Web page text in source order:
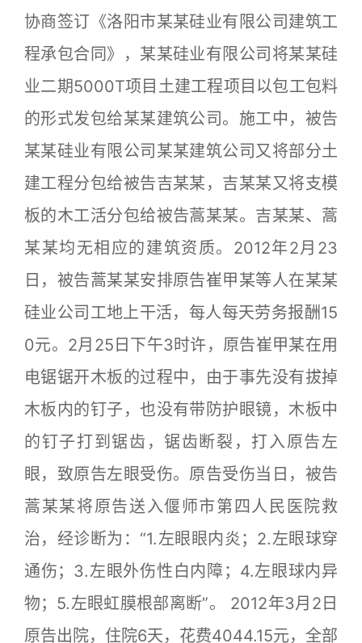
协商签订《洛阳市某某硅业有限公司建筑工
程承包合同》，某某硅业有限公司将某某硅
业二期5000T项目土建工程项目以包工包料
的形式发包给某某建筑公司。施工中，被告
某某硅业有限公司某某建筑公司又将部分土
建工程分包给被告吉某某，吉某某又将支模
板的木工活分包给被告蒿某某。吉某某、蒿
某某均无相应的建筑资质。2012年2月23
日，被告蒿某某安排原告崔甲某等人在某某
硅业公司工地上干活，每人每天劳务报酬15
0元。2月25日下午3时许，原告崔甲某在用
电锯锯开木板的过程中，由于事先没有拔掉
木板内的钉子，也没有带防护眼镜，木板中
的钉子打到锯齿，锯齿断裂，打入原告左
眼，致原告左眼受伤。原告受伤当日，被告
蒿某某将原告送入偃师市第四人民医院救
治，经诊断为：“1.左眼眼内炎；2.左眼球穿
通伤；3.左眼外伤性白内障；4.左眼球内异
物；5.左眼虹膜根部离断”。 2012年3月2日
原告出院，住院6天，花费4044.15元，全部